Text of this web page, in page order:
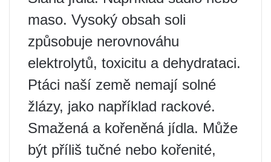
maso. Vysoký obsah soli
způsobuje nerovnováhu
elektrolytů, toxicitu a dehydrataci.
Ptáci naší země nemají solné
žlázy, jako například rackové.
Smažená a kořeněná jídla. Může
být příliš tučné nebo kořenité,